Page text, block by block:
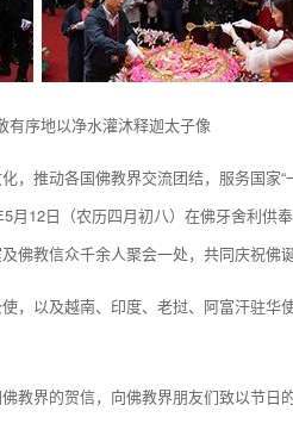
有序地以净水灌沐释迦太子像
推动各国佛教界交流团结，服务国家“
月12日（农历四月初八）在佛牙舍利
教信众千余人聚会一处，共同庆祝佛
，以及越南、印度、老挝、阿富汗驻华
教界的贺信，向佛教界朋友们致以节日